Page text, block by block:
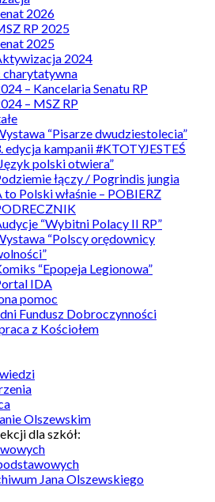
2026
RP 2025
2025
2024
charytatywna
– Kancelaria Senatu RP
– MSZ RP
“Pisarze dwudziestolecia”
edycja kampanii #KTOTYJESTEŚ
polski otwiera”
łączy / Pogrindis jungia
to Polski właśnie – POBIERZ
“Wybitni Polacy II RP”
“Polscy orędownicy
“Epopeja Legionowa”
IDA
pomoc
Fundusz Dobroczynności
z Kościołem
Olszewskim
dla szkół:
Jana Olszewskiego